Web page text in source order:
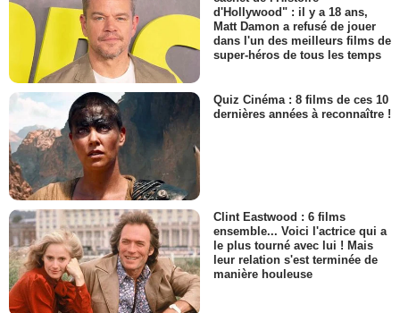
d'Hollywood" : il y a 18 ans,
Matt Damon a refusé de jouer
dans l'un des meilleurs films de
super-héros de tous les temps
Quiz Cinéma : 8 films de ces 10
dernières années à reconnaître !
Clint Eastwood : 6 films
ensemble... Voici l'actrice qui a
le plus tourné avec lui ! Mais
leur relation s'est terminée de
manière houleuse